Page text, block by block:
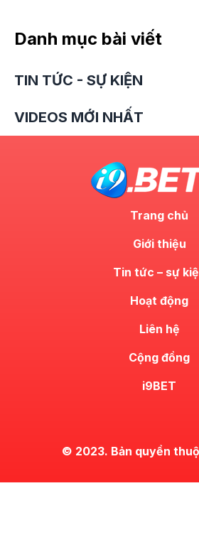
Danh mục bài viết
TIN TỨC - SỰ KIỆN
VIDEOS MỚI NHẤT
Trang chủ
Giới thiệu
Tin tức – sự
Hoạt động
Liên hệ
Cộng đồng
i9BET
© 2023. Bản quyền